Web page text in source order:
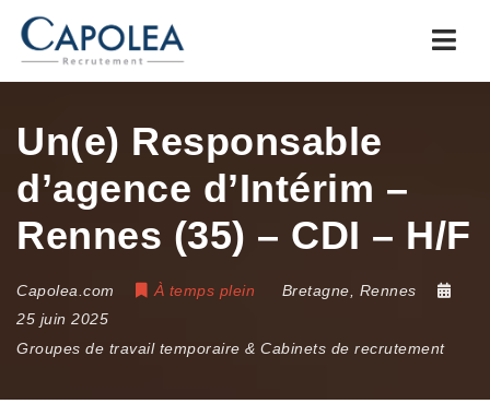
Un(e) Responsable
d’agence d’Intérim –
Rennes (35) – CDI – H/F
Capolea.com À temps plein Bretagne
Rennes
25 juin 2025
Groupes de travail temporaire & Cabinets de recrutement